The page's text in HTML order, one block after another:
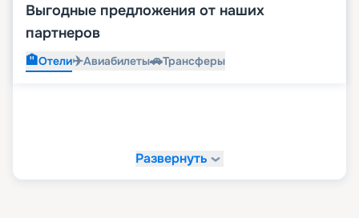
Выгодные предложения от наших
партнеров
🏨Отели✈️Авиабилеты🚗Трансферы
Развернуть